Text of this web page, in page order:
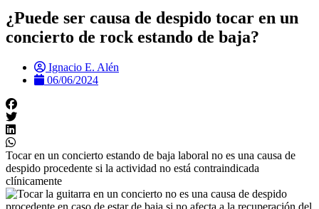
¿Puede ser causa de despido tocar en un
concierto de rock estando de baja?
Ignacio E. Alén
06/06/2024
Tocar en un concierto estando de baja laboral no es una causa de
despido procedente si la actividad no está contraindicada
clínicamente